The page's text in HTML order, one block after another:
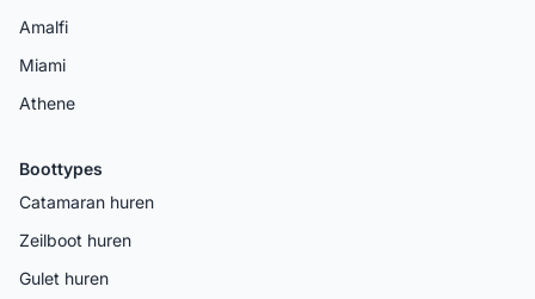
Amalfi
Miami
Athene
Boottypes
Catamaran huren
Zeilboot huren
Gulet huren